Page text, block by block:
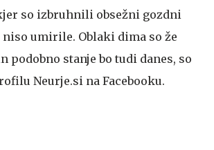
so izbruhnili obsežni gozdni
niso umirile. Oblaki dima so že
podobno stanje bo tudi danes, so
Neurje.si na Facebooku.